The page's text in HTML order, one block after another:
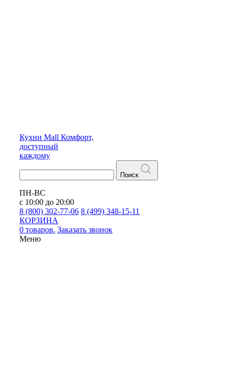
Кухни Mall Комфорт,
доступный
каждому
Поиск
ПН-ВС
с 10:00 до 20:00
8 (800) 302-77-06 8 (499) 348-15-11
КОРЗИНА
0 товаров. Заказать звонок
Меню